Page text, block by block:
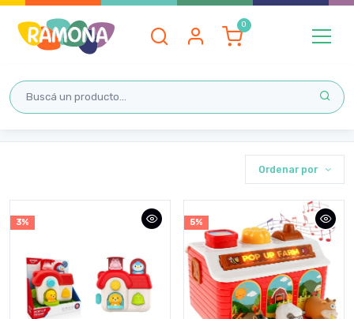
Inicio JUGUETES
Ordenar por
3% 5%